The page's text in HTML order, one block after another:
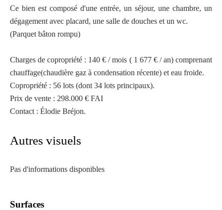
Ce bien est composé d'une entrée, un séjour, une chambre, un
dégagement avec placard, une salle de douches et un wc.
(Parquet bâton rompu)
Charges de copropriété : 140 € / mois ( 1 677 € / an) comprenant
chauffage(chaudière gaz à condensation récente) et eau froide.
Copropriété : 56 lots (dont 34 lots principaux).
Prix de vente : 298.000 € FAI
Contact : Élodie Bréjon.
Autres visuels
Pas d'informations disponibles
Surfaces